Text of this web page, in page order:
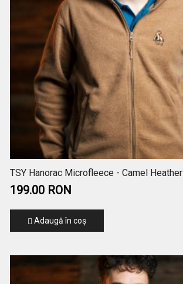
TSY Hanorac Microfleece - Camel Heather
199.00 RON
Adaugă în coş